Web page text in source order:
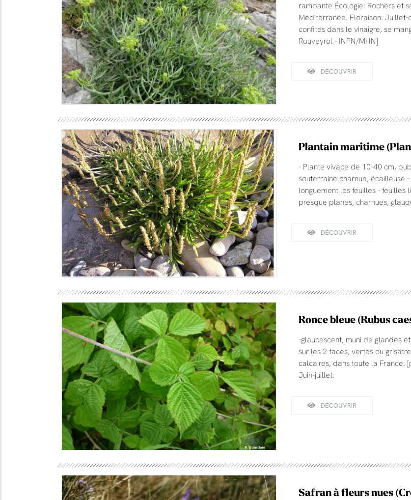
rampante Écologie: Rochers et
Méditerranée. Floraison: Juillet-
confites dans le vinaigre, se
Rouveyrol - INPN/MHN]
DÉCOUVRIR
Plantain maritime
- Plante vivace de 10-40 cm,
souterraine charnue, écailleuse
longuement les feuilles - feuilles
presque planes, charnues,
DÉCOUVRIR
Ronce bleue (Rubus
-glaucescent, muni de glandes
sur les 2 faces, vertes ou
calcaires, dans toute la France.
Juin-juillet.
DÉCOUVRIR
Safran à fleurs nues